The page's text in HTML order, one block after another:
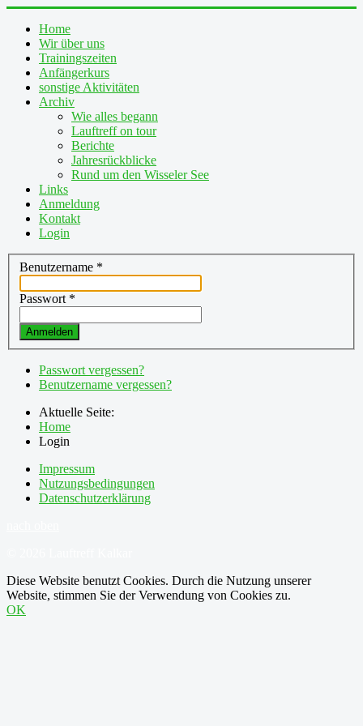
Home
Wir über uns
Trainingszeiten
Anfängerkurs
sonstige Aktivitäten
Archiv
Wie alles begann
Lauftreff on tour
Berichte
Jahresrückblicke
Rund um den Wisseler See
Links
Anmeldung
Kontakt
Login
Benutzername *
Passwort *
Anmelden
Passwort vergessen?
Benutzername vergessen?
Aktuelle Seite:
Home
Login
Impressum
Nutzungsbedingungen
Datenschutzerklärung
Diese Website benutzt Cookies. Durch die Nutzung unserer
Website, stimmen Sie der Verwendung von Cookies zu.
OK